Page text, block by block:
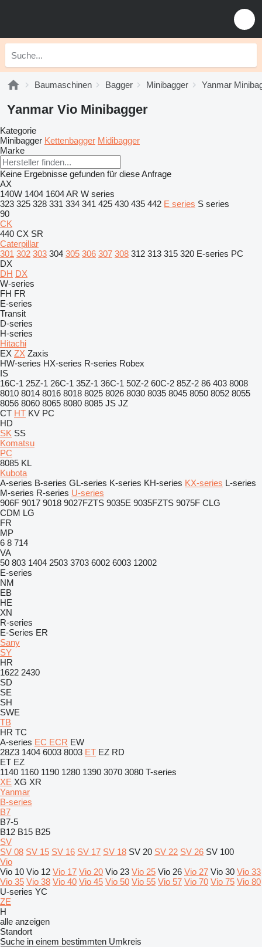
Baumaschinen Bagger Minibagger Yanmar
Yanmar Vio Minibagger
Kategorie
Minibagger Kettenbagger Midibagger
Marke
Keine Ergebnisse gefunden für diese Anfrage
AX
140W 1404 1604AR W series
323 325 328 331 334 341 425 430 435 442 E series S series
90
CK
440 CX SR
Caterpillar
301 302 303 304 305 306 307 308 312 313 315 320 E-series PC
DX
DH DX
W-series
FH FR
E-series
Transit
D-series
H-series
Hitachi
EX ZX Zaxis
HW-series HX-series R-series Robex
IS
16C-1 25Z-1 26C-1 35Z-1 36C-1 50Z-2 60C-2 85Z-2 86 403 8008
8010 8014 8016 8018 8025 8026 8030 8035 8045 8050 8052 8055
8056 8060 8065 8080 8085 JS JZ
CT HT KV PC
HD
SK SS
Komatsu
PC
8085 KL
Kubota
A-series B-series GL-series K-series KH-series KX-series L-series
M-series R-series U-series
906F 9017 9018 9027FZTS 9035E 9035FZTS 9075F CLG
CDM LG
FR
MP
6 8 714
VA
50 803 1404 2503 3703 6002 6003 12002
E-series
NM
EB
HE
XN
R-series
E-Series ER
Sany
SY
HR
1622 2430
SD
SE
SH
SWE
TB
HR TC
A-series EC ECR EW
28Z3 1404 6003 8003 ET EZ RD
ET EZ
1140 1160 1190 1280 1390 3070 3080 T-series
XE XG XR
Yanmar
B-series
B7
B7-5
B12 B15 B25
SV
SV 08 SV 15 SV 16 SV 17 SV 18 SV 20 SV 22 SV 26 SV 100
Vio
Vio 10 Vio 12 Vio 17 Vio 20 Vio 23 Vio 25 Vio 26 Vio 27 Vio 30 Vio 33
Vio 35 Vio 38 Vio 40 Vio 45 Vio 50 Vio 55 Vio 57 Vio 70 Vio 75 Vio 80
U-series YC
ZE
H
alle anzeigen
Standort
Suche in einem bestimmten Umkreis